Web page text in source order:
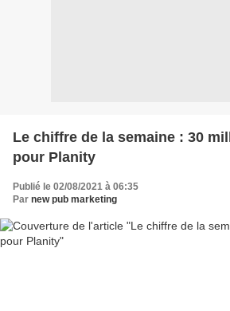
Le chiffre de la semaine : 30
pour Planity
Publié le 02/08/2021 à 06:35
Par new pub marketing